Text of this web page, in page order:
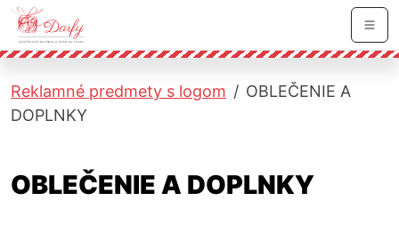
Skočiť na hlavnú navigáciu
Skočiť na obsah
Skočiť na bočnú lištu
Skočiť na pätičku
Reklamné predmety s logom
OBLEČENIE A
DOPLNKY
OBLEČENIE A DOPLNKY